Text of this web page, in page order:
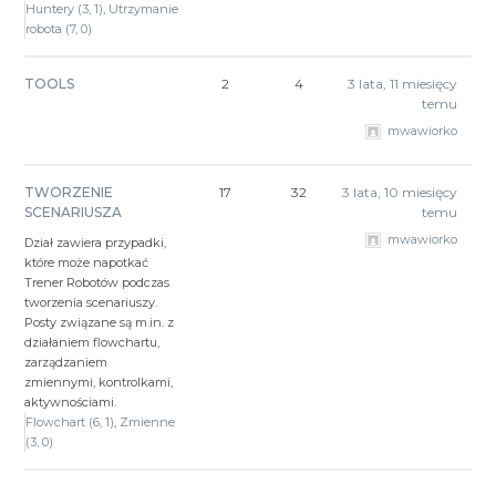
Huntery (3, 1) Utrzymanie
robota (7, 0)
TOOLS 2 4
3 lata, 11 miesięcy
temu
mwawiorko
TWORZENIE
SCENARIUSZA
Dział zawiera przypadki,
które może napotkać
Trener Robotów podczas
tworzenia scenariuszy.
Posty związane są m.in. z
działaniem flowchartu,
zarządzaniem
zmiennymi, kontrolkami,
aktywnościami.
Flowchart (6, 1) Zmienne
(3, 0)
17 32
3 lata, 10 miesięcy
temu
mwawiorko